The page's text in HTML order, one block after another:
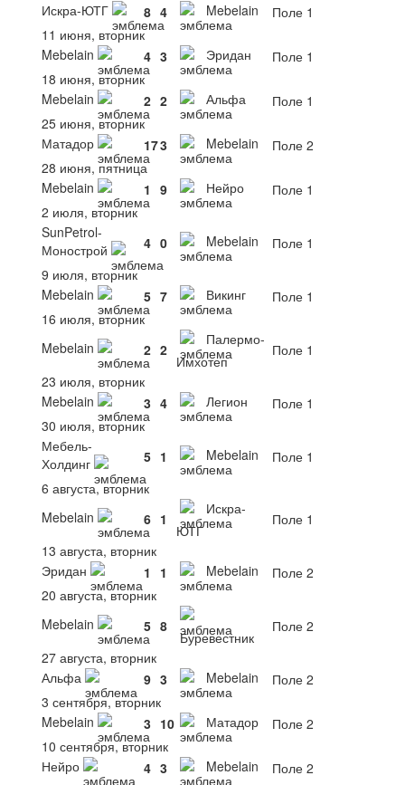
Искра-ЮТГ
8 4 Mebelain
Поле 1
11 июня, вторник
Mebelain
4 3 Эридан
Поле 1
18 июня, вторник
Mebelain
2 2 Альфа
Поле 1
25 июня, вторник
Матадор
173 Mebelain
Поле 2
28 июня, пятница
Mebelain
1 9 Нейро
Поле 1
2 июля, вторник
SunPetrol-
Монострой
4 0 Mebelain
Поле 1
9 июля, вторник
Mebelain
5 7 Викинг
Поле 1
16 июля, вторник
Mebelain
2 2
Палермо-
Имхотеп
Поле 1
23 июля, вторник
Mebelain
3 4 Легион
Поле 1
30 июля, вторник
Мебель-
Холдинг
5 1 Mebelain
Поле 1
6 августа, вторник
Mebelain
6 1
Искра-
ЮТГ
Поле 1
13 августа, вторник
Эридан
1 1 Mebelain
Поле 2
20 августа, вторник
Mebelain
5 8
Буревестник
Поле 2
27 августа, вторник
Альфа
9 3 Mebelain
Поле 2
3 сентября, вторник
Mebelain
3 10 Матадор
Поле 2
10 сентября, вторник
Нейро
4 3 Mebelain
Поле 2